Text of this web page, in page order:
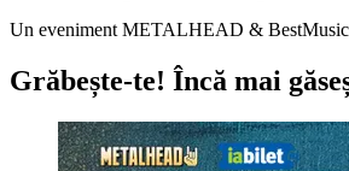
Un eveniment METALHEAD & BestMusic
Grăbește-te! Încă mai